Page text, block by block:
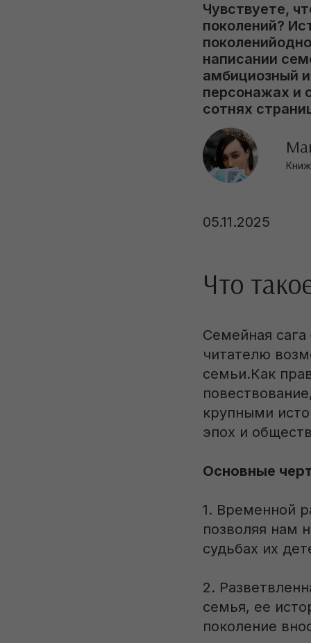
Чувствуете,
поколений?
написании
амбициозный
персонажах и
сотнях
05.11.2025
Что
Семейная
читателю
семьи.Как
крупными
эпох и
Основные
1. Временной
позволяя нам
судьбах их
2.
семья, ее
поколение